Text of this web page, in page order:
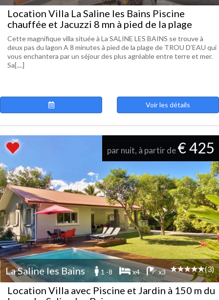
Location Villa La Saline les Bains Piscine
chauffée et Jacuzzi 8 mn à pied de la plage
Cette magnifique villa située à La SALINE LES BAINS se trouve à
deux pas du lagon A 8 minutes à pied de la plage de TROU D’EAU qui
vous enchantera par un séjour des plus agréable entre terre et mer.
Sa[....]
Voir les détails
par nuit, à partir de€ 425
La Saline les Bains 1 -8 x4 x3 (3)
Location Villa avec Piscine et Jardin à 150 m du